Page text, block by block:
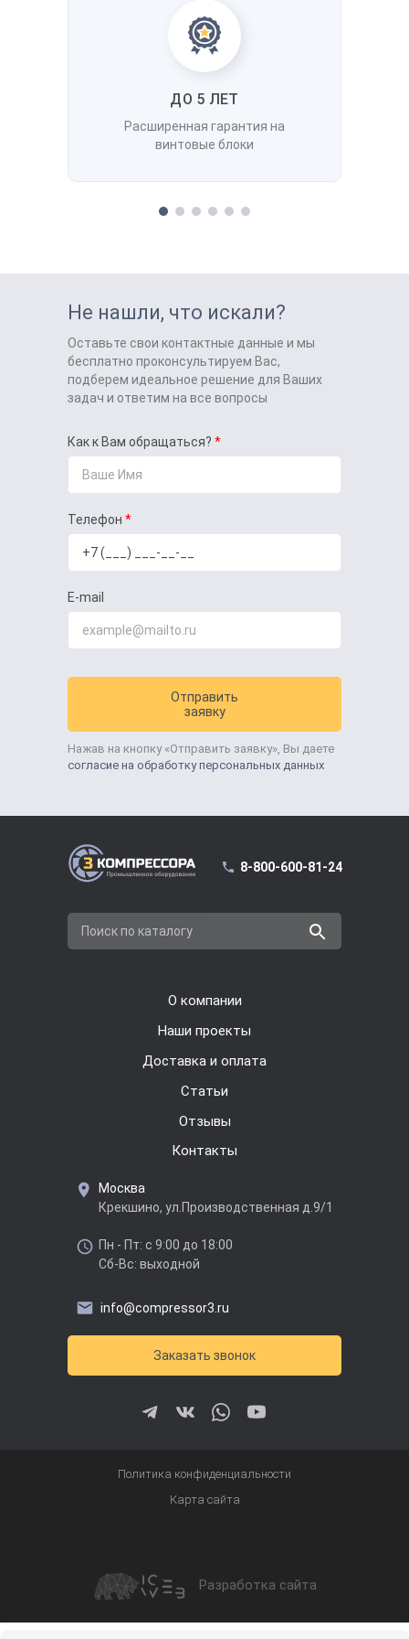
ДО 5 ЛЕТ
Расширенная гарантия на
винтовые блоки
Не нашли, что искали?
Оставьте свои контактные данные и мы
бесплатно проконсультируем Вас,
подберем идеальное решение для Ваших
задач и ответим на все вопросы
Как к Вам обращаться?
Телефон
E-mail
Отправить
заявку
Нажав на кнопку «Отправить заявку», Вы даете
согласие на обработку персональных данных
8-800-600-81-24
Поиск по каталогу
О компании
Наши проекты
Доставка и оплата
Cтатьи
Отзывы
Контакты
Москва
Крекшино, ул.Производственная д.9/1
Пн - Пт: с 9:00 до 18:00
Сб-Вс: выходной
info@compressor3.ru
Заказать звонок
Политика конфиденциальности
Карта сайта
Разработка сайта